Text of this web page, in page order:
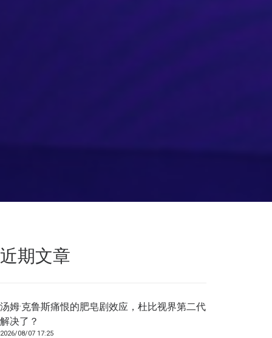
近期文章
汤姆·克鲁斯痛恨的肥皂剧效应，杜比视界第二代
解决了？
2026/08/07 17:25